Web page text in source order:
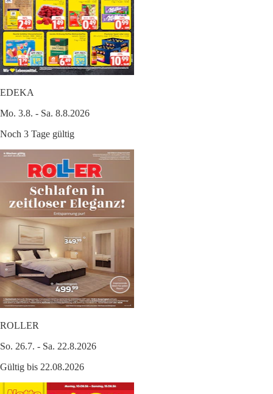
EDEKA
Mo. 3.8. - Sa. 8.8.2026
Noch 3 Tage gültig
ROLLER
So. 26.7. - Sa. 22.8.2026
Gültig bis 22.08.2026